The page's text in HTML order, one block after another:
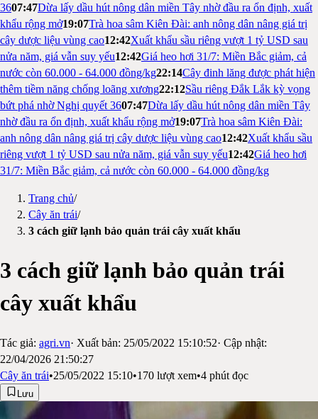
3607:47Dừa lấy dầu hút nông dân miền Tây nhờ đầu ra ổn định, xuất
khẩu rộng mở19:07Trà hoa sâm Kiên Đài: anh nông dân nâng giá trị
cây dược liệu vùng cao12:42Xuất khẩu sầu riêng vượt 1 tỷ USD sau
nửa năm, giá vẫn suy yếu12:42Giá heo hơi 31/7: Miền Bắc giảm, cả
nước còn 60.000 - 64.000 đồng/kg22:14Cây đinh lăng được phát hiện
thêm tiềm năng chống loãng xương22:12Sầu riêng Đắk Lắk kỳ vọng
bứt phá nhờ Nghị quyết 3607:47Dừa lấy dầu hút nông dân miền Tây
nhờ đầu ra ổn định, xuất khẩu rộng mở19:07Trà hoa sâm Kiên Đài:
anh nông dân nâng giá trị cây dược liệu vùng cao12:42Xuất khẩu sầu
riêng vượt 1 tỷ USD sau nửa năm, giá vẫn suy yếu12:42Giá heo hơi
31/7: Miền Bắc giảm, cả nước còn 60.000 - 64.000 đồng/kg
Trang chủ/
Cây ăn trái/
3 cách giữ lạnh bảo quản trái cây xuất khẩu
3 cách giữ lạnh bảo quản trái
cây xuất khẩu
Tác giả: agri.vn· Xuất bản: 25/05/2022 15:10:52· Cập nhật:
22/04/2026 21:50:27
Cây ăn trái•25/05/2022 15:10•170 lượt xem•4 phút đọc
Lưu